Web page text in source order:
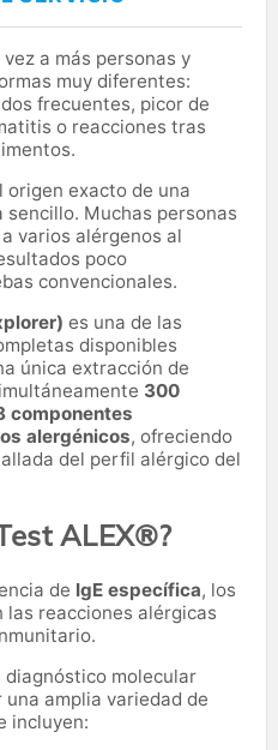
a más personas y
muy diferentes:
frecuentes, picor de
o reacciones tras
origen exacto de una
Muchas personas
varios alérgenos al
poco
convencionales.
es una de las
disponibles
única extracción de
300
componentes
alergénicos, ofreciendo
del perfil alérgico del
ALEX®?
de IgE específica, los
reacciones alérgicas
diagnóstico molecular
amplia variedad de
incluyen: